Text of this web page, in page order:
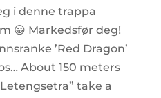
i denne trappa
😀 Markedsfør deg!
’Red Dragon’
About 150 meters
take a